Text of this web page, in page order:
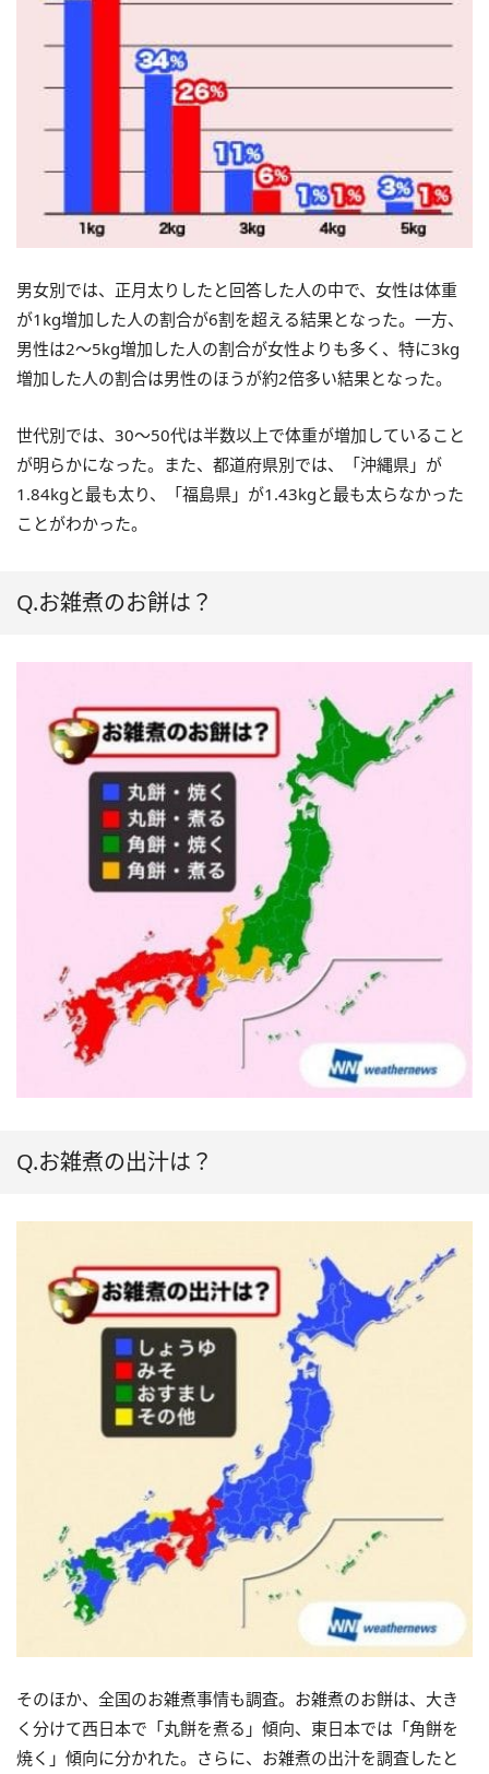
男女別では、正月太りしたと回答した人の中で、女性は体重
が1kg増加した人の割合が6割を超える結果となった。一方、
男性は2～5kg増加した人の割合が女性よりも多く、特に3kg
増加した人の割合は男性のほうが約2倍多い結果となった。
世代別では、30～50代は半数以上で体重が増加していること
が明らかになった。また、都道府県別では、「沖縄県」が
1.84kgと最も太り、「福島県」が1.43kgと最も太らなかった
ことがわかった。
Q.お雑煮のお餅は？
Q.お雑煮の出汁は？
そのほか、全国のお雑煮事情も調査。お雑煮のお餅は、大き
く分けて西日本で「丸餅を煮る」傾向、東日本では「角餅を
焼く」傾向に分かれた。さらに、お雑煮の出汁を調査したと